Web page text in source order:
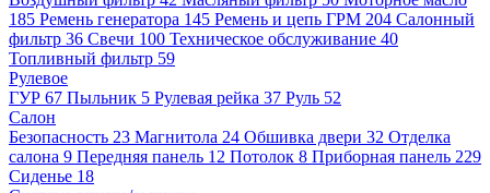
185 Ремень генератора 145 Ремень и цепь ГРМ 204 Салонный
фильтр 36 Свечи 100 Техническое обслуживание 40
Топливный фильтр 59
Рулевое
ГУР 67 Пыльник 5 Рулевая рейка 37 Руль 52
Салон
Безопасность 23 Магнитола 24 Обшивка двери 32 Отделка
салона 9 Передняя панель 12 Потолок 8 Приборная панель 229
Сиденье 18